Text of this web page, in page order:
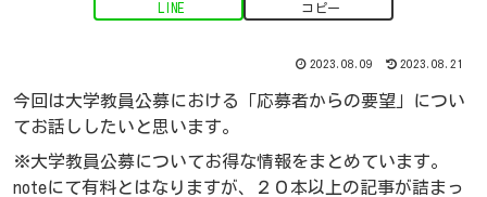
LINE コピー
2023.08.09 2023.08.21
今回は大学教員公募における「応募者からの要望」につい
てお話ししたいと思います。
※大学教員公募についてお得な情報をまとめています。
noteにて有料とはなりますが、２０本以上の記事が詰まっ